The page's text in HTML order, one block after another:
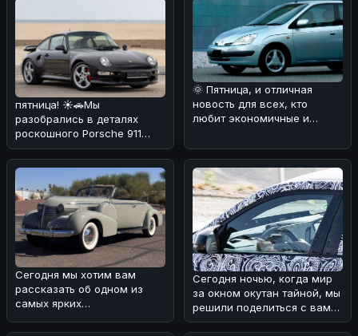
пятница! ☀️🚗Мы
разобрались в деталях
роскошного Porsche 911
Carrera 4S 1997 года
выпуска. Эта модел
🌞 Пятница, и отличная
новость для всех, кто
любит экономичные и
Мы разобра
Сегодня мы хотим вам
рассказать об одном из
самых ярких
классического
Сегодня ночью, когда мир
за окном окутан тайной, мы
решили поделиться с вами
интересной новостью из